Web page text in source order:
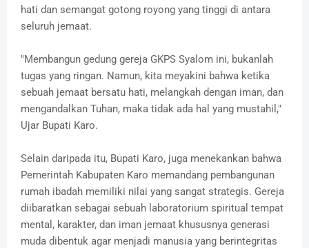
hati dan semangat gotong royong yang tinggi di antara
seluruh jemaat.
​"Membangun gedung gereja GKPS Syalom ini, bukanlah
tugas yang ringan. Namun, kita meyakini bahwa ketika
sebuah jemaat bersatu hati, melangkah dengan iman, dan
mengandalkan Tuhan, maka tidak ada hal yang mustahil,"
Ujar Bupati Karo.
Selain daripada itu, ​Bupati Karo, juga menekankan bahwa
Pemerintah Kabupaten Karo memandang pembangunan
rumah ibadah memiliki nilai yang sangat strategis. Gereja
diibaratkan sebagai sebuah laboratorium spiritual tempat
mental, karakter, dan iman jemaat khususnya generasi
muda dibentuk agar menjadi manusia yang berintegritas